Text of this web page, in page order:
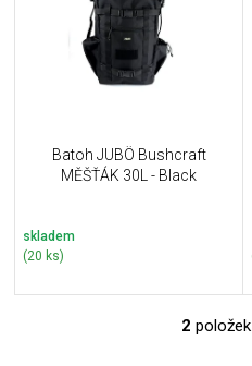
Batoh JUBÖ Bushcraft
MĚŠŤÁK 30L - Black
skladem
(20 ks)
O
2